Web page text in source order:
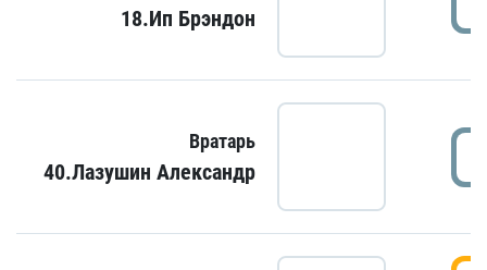
18.Ип Брэндон
Вратарь
40.Лазушин Александр